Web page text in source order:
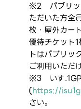
※2 パブリッ
ただいた方全
枚・屋外カー
優待チケット
トはパブリッ
ご利用いただ
※3 いす₋1GP
(https://
さい。